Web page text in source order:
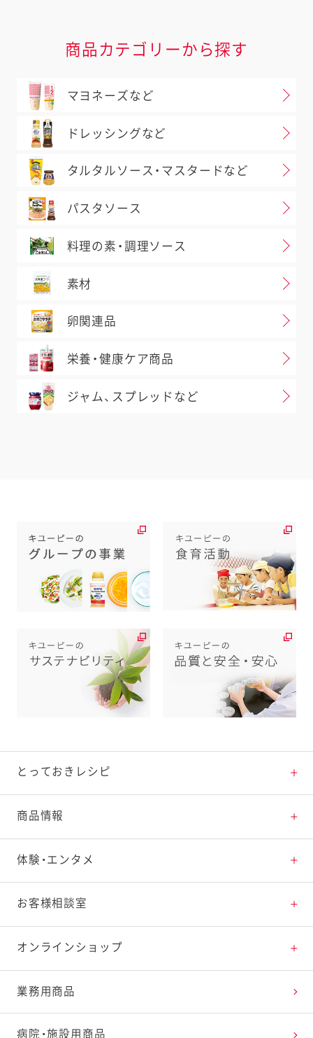
商品カテゴリーから探す
マヨネーズなど
ドレッシングなど
タルタルソース・マスタードなど
パスタソース
料理の素・調理ソース
素材
卵関連品
栄養・健康ケア商品
ジャム、スプレッドなど
とっておきレシピ
とっておきレシピトップ
素材の知識
料理の基本
特集レシピ
レシピランキング
レシピ動画
商品情報
商品情報トップ
新商品・リニューアル品一覧
販売終了商品一覧
体験・エンタメ
体験・エンタメトップ
マヨテラス（見学施設）
オープンキッチン（工場見学）
深谷テラス ヤサイな仲間たちファーム
お客様相談室
お客様相談室トップ
よくお寄せいただくご質問
お客様の声を活かしました
オンラインショップ
Qummy
キユーピーウエルネス
業務用商品
病院・施設用商品